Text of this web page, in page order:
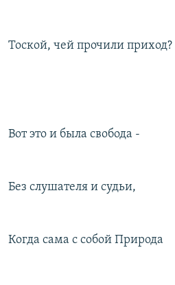
Тоской, чей прочили приход?
Вот это и была свобода -
Без слушателя и судьи,
Когда сама с собой Природа